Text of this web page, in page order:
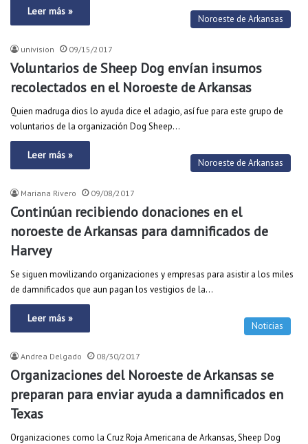
Leer más »
Noroeste de Arkansas
univision 09/15/2017
Voluntarios de Sheep Dog envían insumos
recolectados en el Noroeste de Arkansas
Quien madruga dios lo ayuda dice el adagio, así fue para este grupo de
voluntarios de la organización Dog Sheep…
Leer más »
Noroeste de Arkansas
Mariana Rivero 09/08/2017
Continúan recibiendo donaciones en el
noroeste de Arkansas para damnificados de
Harvey
Se siguen movilizando organizaciones y empresas para asistir a los miles
de damnificados que aun pagan los vestigios de la…
Leer más »
Noticias
Andrea Delgado 08/30/2017
Organizaciones del Noroeste de Arkansas se
preparan para enviar ayuda a damnificados en
Texas
Organizaciones como la Cruz Roja Americana de Arkansas, Sheep Dog